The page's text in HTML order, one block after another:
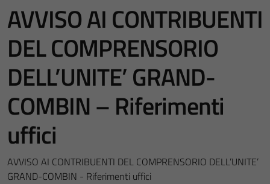
AVVISO AI CONTRIBUENTI
DEL COMPRENSORIO
DELL’UNITE’ GRAND-
COMBIN – Riferimenti
uffici
AVVISO AI CONTRIBUENTI DEL COMPRENSORIO DELL’UNITE’
GRAND-COMBIN - Riferimenti uffici